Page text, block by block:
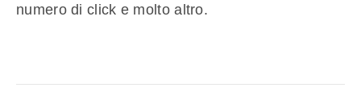
numero di click e molto altro.